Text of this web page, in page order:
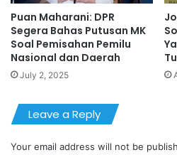
Puan Maharani: DPR
Segera Bahas Putusan MK
Soal Pemisahan Pemilu
Nasional dan Daerah
July 2, 2025
Leave a Reply
Your email address will not be